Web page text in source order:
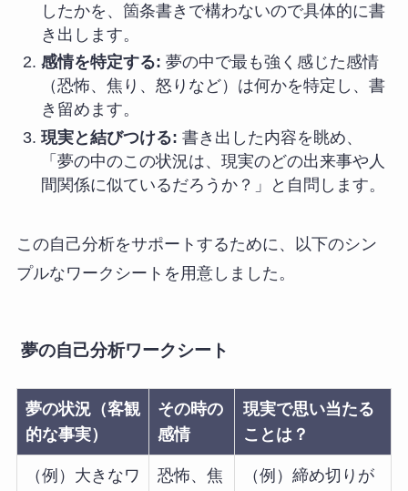
したかを、箇条書きで構わないので具体的に書
き出します。
感情を特定する: 夢の中で最も強く感じた感情
（恐怖、焦り、怒りなど）は何かを特定し、書
き留めます。
現実と結びつける: 書き出した内容を眺め、
「夢の中のこの状況は、現実のどの出来事や人
間関係に似ているだろうか？」と自問します。
この自己分析をサポートするために、以下のシン
プルなワークシートを用意しました。
夢の自己分析ワークシート
夢の状況（客観
的な事実）
その時の
感情
現実で思い当たる
ことは？
（例）大きなワ
恐怖、焦
（例）締め切りが